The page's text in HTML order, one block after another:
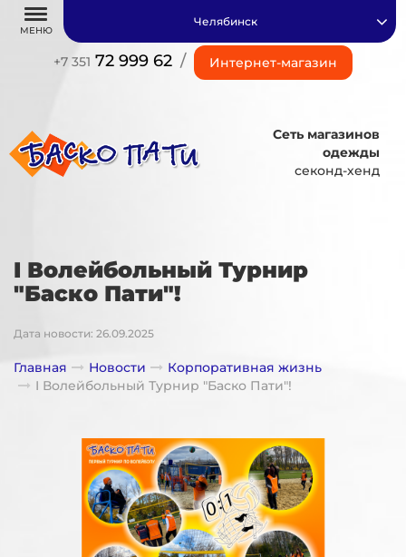
МЕНЮ
+7 351 72 999 62 / Интернет-магазин
Челябинск
Сеть магазинов
одежды
секонд-хенд
I Волейбольный Турнир
"Баско Пати"!
Дата новости: 26.09.2025
Главная Новости
Корпоративная жизнь
I Волейбольный Турнир "Баско Пати"!